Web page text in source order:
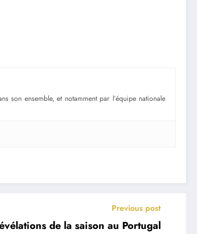
son ensemble, et notamment par l’équipe nationale
Previous post
de la saison au Portugal